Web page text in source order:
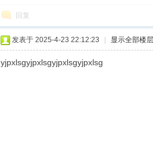
回复
发表于 2025-4-23 22:12:23 显示全部楼层
yjpxlsgyjpxlsgyjpxlsgyjpxlsg